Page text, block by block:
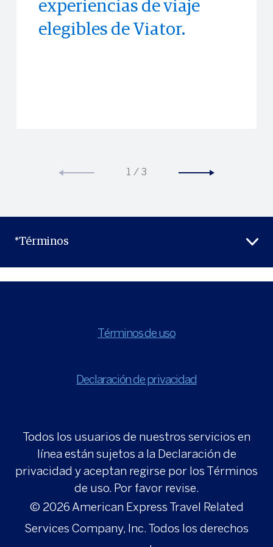
experiencias de viaje
elegibles de Viator.
experiencias y eventos
memorables antes que
exclusivos en hoteles en
Booking.com.
1 / 3
*Términos
Términos de uso
Declaración de privacidad
Todos los usuarios de nuestros servicios en
línea están sujetos a la Declaración de
privacidad y aceptan regirse por los Términos
de uso. Por favor revise.
© 2026 American Express Travel Related
Services Company, Inc. Todos los derechos